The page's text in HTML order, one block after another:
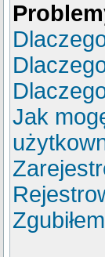
Jak